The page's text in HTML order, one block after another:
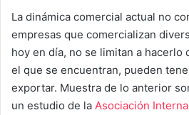
La dinámica comercial actual no
empresas que comercializan
hoy en día, no se limitan a
el que se encuentran, pueden
exportar. Muestra de lo anterior
un estudio de la Asociación